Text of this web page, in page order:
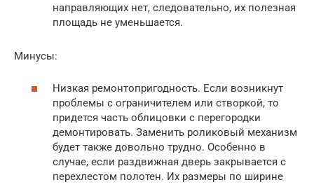
направляющих нет, следовательно, их полезная
площадь не уменьшается.
Минусы:
Низкая ремонтопригодность. Если возникнут
проблемы с ограничителем или створкой, то
придется часть облицовки с перегородки
демонтировать. Заменить роликовый механизм
будет также довольно трудно. Особенно в
случае, если раздвижная дверь закрывается с
перехлестом полотен. Их размеры по ширине